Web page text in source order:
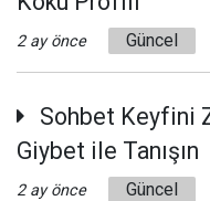
2 ay önce Güncel
Sohbet Keyfini
Giybet ile Tanışın
2 ay önce Güncel